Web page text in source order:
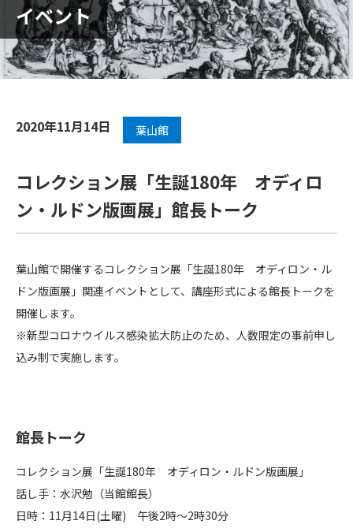
イベント
2020年11月14日 葉山館
コレクション展「生誕180年 オディロ
ン・ルドン版画展」館長トーク
葉山館で開催するコレクション展「生誕180年 オディロン・ル
ドン版画展」関連イベントとして、講座形式による館長トークを
開催します。
※新型コロナウイルス感染拡大防止のため、人数限定の事前申し
込み制で実施します。
館長トーク
コレクション展「生誕180年 オディロン・ルドン版画展」
話し手：水沢勉（当館館長）
日時：11月14日(土曜) 午後2時～2時30分